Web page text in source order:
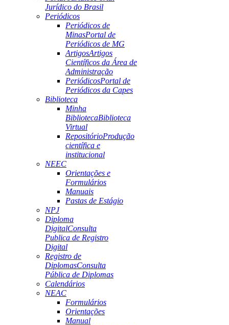
Jurídico do Brasil
Periódicos
Periódicos de
MinasPortal de
Periódicos de MG
ArtigosArtigos
Científicos da Área de
Administração
PeriódicosPortal de
Periódicos da Capes
Biblioteca
Minha
BibliotecaBiblioteca
Virtual
RepositórioProdução
científica e
institucional
NEEC
Orientações e
Formulários
Manuais
Pastas de Estágio
NPJ
Diploma
DigitalConsulta
Publica de Registro
Digital
Registro de
DiplomasConsulta
Pública de Diplomas
Calendários
NEAC
Formulários
Orientações
Manual